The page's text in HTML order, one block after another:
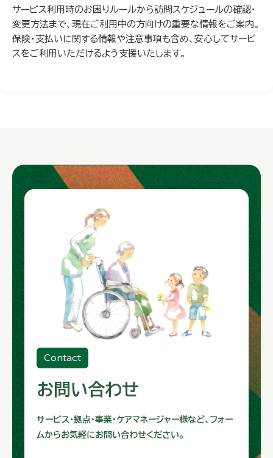
サービス利用時のお困りルールから訪問スケジュールの確認・
変更方法まで、現在ご利用中の方向けの重要な情報をご案内。
保険・支払いに関する情報や注意事項も含め、安心してサービ
スをご利用いただけるよう支援いたします。
Contact
お問い合わせ
サービス・拠点・事業・ケアマネージャー様など、フォー
ムからお気軽にお問い合わせください。